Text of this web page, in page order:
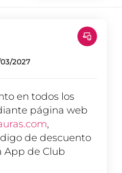
03/2027
en todos los
página web
,
de descuento
App de Club